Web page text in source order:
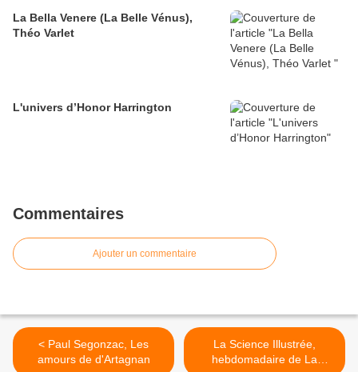
La Bella Venere (La Belle Vénus),
Théo Varlet
L'univers d’Honor Harrington
Commentaires
Ajouter un commentaire
< Paul Segonzac, Les
amours de d'Artagnan
La Science Illustrée,
hebdomadaire de La